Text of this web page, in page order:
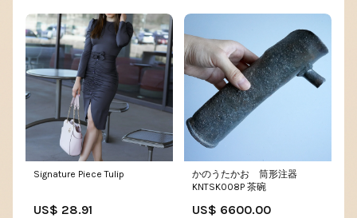
Signature Piece Tulip
US$ 28.91
かのうたかお 筒形注器
KNTSK008P 茶碗
US$ 6600.00